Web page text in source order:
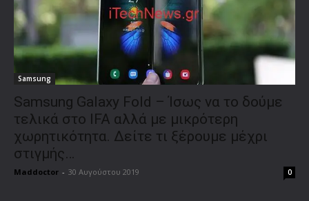
Samsung
Samsung Galaxy Fold – Ίσως να το δούμε
τελικά στο IFA αλλά με μικρότερη
χωρητικότητα. Δείτε τι ξέρουμε μέχρι
στιγμής…
Maddoctor - 30 Αυγούστου 2019 0